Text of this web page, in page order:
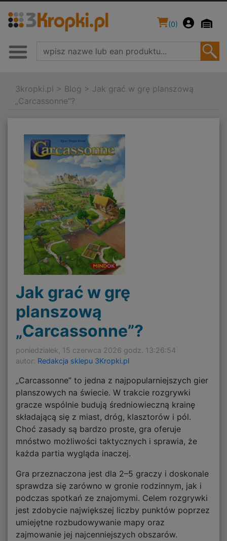
(0)
3kropki.pl > Blog > Jak grać w grę planszową
„Carcassonne”?
Jak grać w grę
planszową
„Carcassonne”?
poniedziałek, 15 czerwca 2026 godz. 13:26:54
autor: Redakcja sklepu 3Kropki.pl
„Carcassonne” to jedna z najpopularniejszych gier
planszowych na świecie. W trakcie rozgrywki
gracze wspólnie budują średniowieczną krainę
składającą się z miast, dróg, klasztorów i pól.
Choć zasady są bardzo proste, gra oferuje
mnóstwo możliwości taktycznych i sprawia, że
każda partia wygląda inaczej.
Gra przeznaczona jest dla 2–5 graczy i doskonale
sprawdza się zarówno w gronie rodzinnym, jak i
podczas spotkań ze znajomymi. Celem rozgrywki
jest zdobycie największej liczby punktów poprzez
umiejętne rozbudowywanie mapy oraz
zajmowanie jej najcenniejszych obszarów.